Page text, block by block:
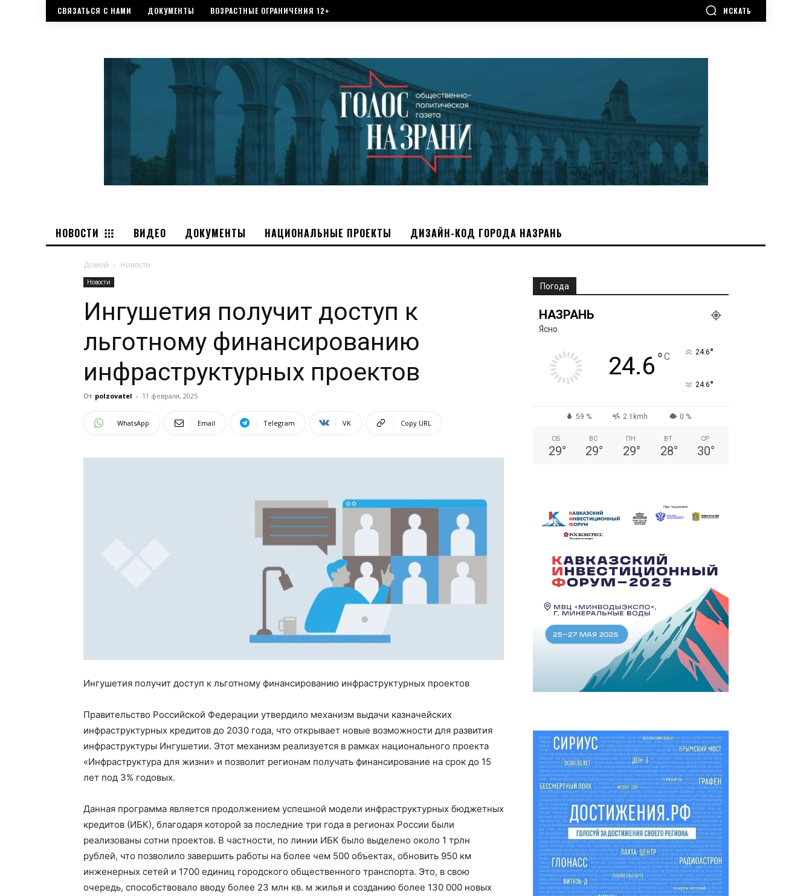
СВЯЗАТЬСЯ С НАМИ ДОКУМЕНТЫ ВОЗРАСТНЫЕ ОГРАНИЧЕНИЯ 12+ ИСКАТЬ
НОВОСТИ ВИДЕО ДОКУМЕНТЫ НАЦИОНАЛЬНЫЕ ПРОЕКТЫ ДИЗАЙН-КОД ГОРОДА НАЗРАНЬ
Домой Новости
Новости
Ингушетия получит доступ к
льготному финансированию
инфраструктурных проектов
От polzovatel - 11 февраля, 2025
WhatsApp Email Telegram VK Copy URL
Ингушетия получит доступ к льготному финансированию инфраструктурных проектов
Правительство Российской Федерации утвердило механизм выдачи казначейских
инфраструктурных кредитов до 2030 года, что открывает новые возможности для развития
инфраструктуры Ингушетии. Этот механизм реализуется в рамках национального проекта
«Инфраструктура для жизни» и позволит регионам получать финансирование на срок до 15
лет под 3% годовых.
Данная программа является продолжением успешной модели инфраструктурных бюджетных
кредитов (ИБК), благодаря которой за последние три года в регионах России были
реализованы сотни проектов. В частности, по линии ИБК было выделено около 1 трлн
рублей, что позволило завершить работы на более чем 500 объектах, обновить 950 км
инженерных сетей и 1700 единиц городского общественного транспорта. Это, в свою
очередь, способствовало вводу более 23 млн кв. м жилья и созданию более 130 000 новых
Погода
НАЗРАНЬ
Ясно
24.6°C 24.6°
24.6°
59 % 2.1kmh 0 %
СБ
29°
ВС
29°
ПН
29°
ВТ
28°
СР
30°